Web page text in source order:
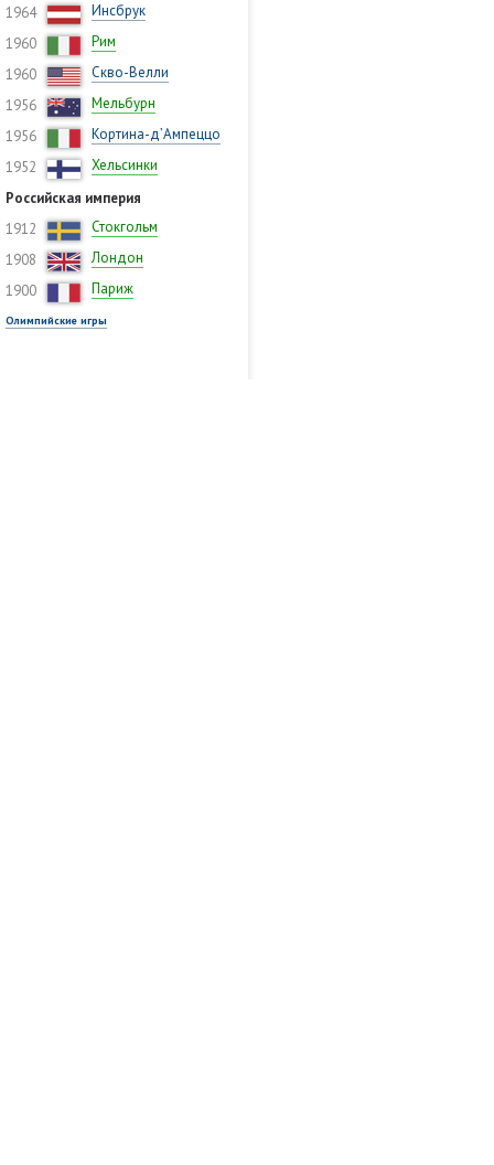
1964
Инсбрук
1960
Рим
1960
Скво-Велли
1956
Мельбурн
1956
Кортина-д’Ампеццо
1952
Хельсинки
Российская империя
1912
Стокгольм
1908
Лондон
1900
Париж
Олимпийские игры